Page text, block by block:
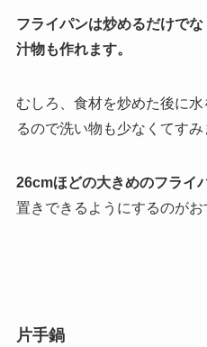
フライパンは炒めるだけで
汁物も作れます。
むしろ、食材を炒めた後に
るので洗い物も少なくてすみ
26cmほどの大きめのフライ
置きできるようにするのがお
片手鍋